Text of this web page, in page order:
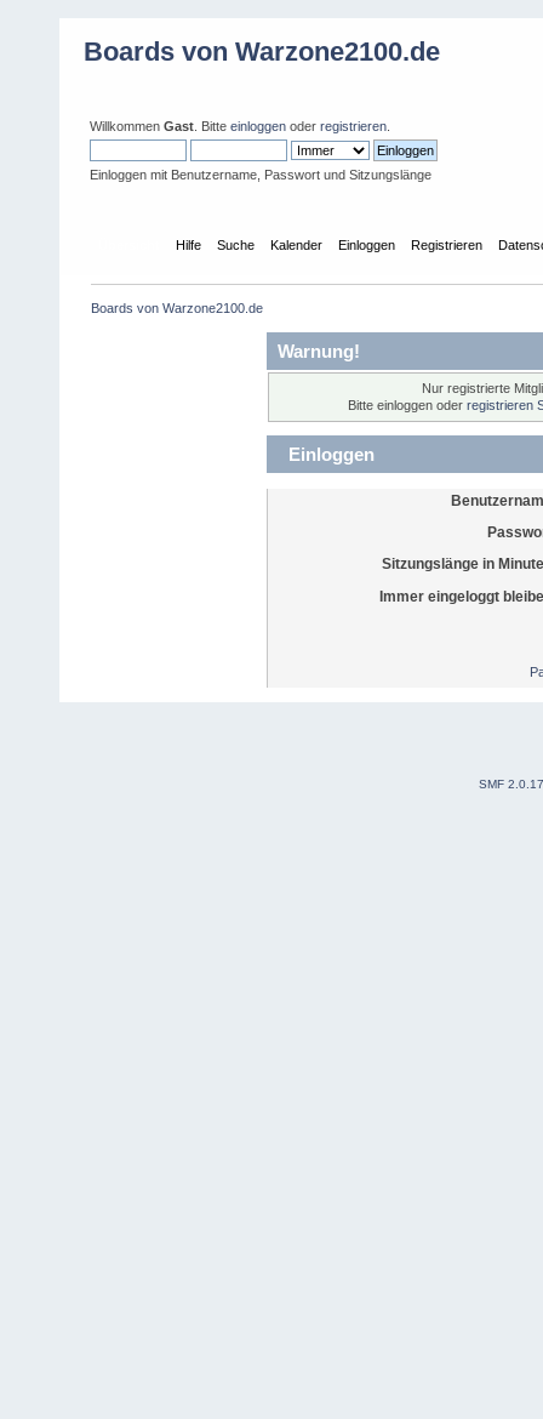
Boards von Warzone2100.de
Willkommen Gast . Bitte einloggen oder registrieren
Einloggen mit Benutzername, Passwort und Sitzungslänge
Hilfe Suche Kalender Einloggen Registrieren
Boards von Warzone2100.de
Warnung!
Nur registrierte
Bitte einloggen oder registrieren
Einloggen
Sitzungslänge in
Immer eingeloggt
SMF 2.0.17